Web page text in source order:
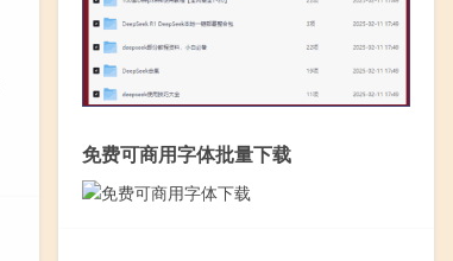
免费可商用字体批量下载